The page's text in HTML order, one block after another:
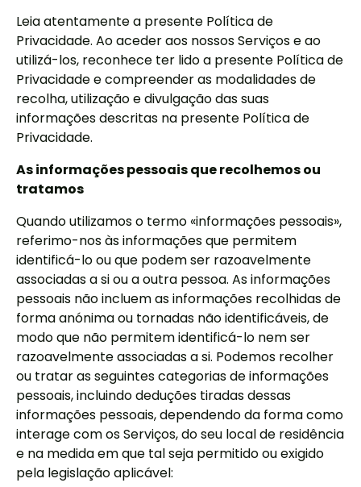
Leia atentamente a presente Política de
Privacidade. Ao aceder aos nossos Serviços e ao
utilizá-los, reconhece ter lido a presente Política de
Privacidade e compreender as modalidades de
recolha, utilização e divulgação das suas
informações descritas na presente Política de
Privacidade.
As informações pessoais que recolhemos ou
tratamos
Quando utilizamos o termo «informações pessoais»,
referimo-nos às informações que permitem
identificá-lo ou que podem ser razoavelmente
associadas a si ou a outra pessoa. As informações
pessoais não incluem as informações recolhidas de
forma anónima ou tornadas não identificáveis, de
modo que não permitem identificá-lo nem ser
razoavelmente associadas a si. Podemos recolher
ou tratar as seguintes categorias de informações
pessoais, incluindo deduções tiradas dessas
informações pessoais, dependendo da forma como
interage com os Serviços, do seu local de residência
e na medida em que tal seja permitido ou exigido
pela legislação aplicável: